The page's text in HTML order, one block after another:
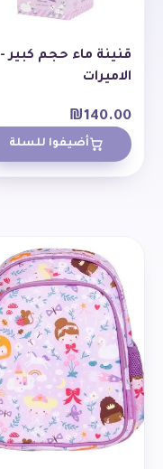
قنينة ماء حجم كبير -
الاميرات
₪140.00
أضيفوا للسلة